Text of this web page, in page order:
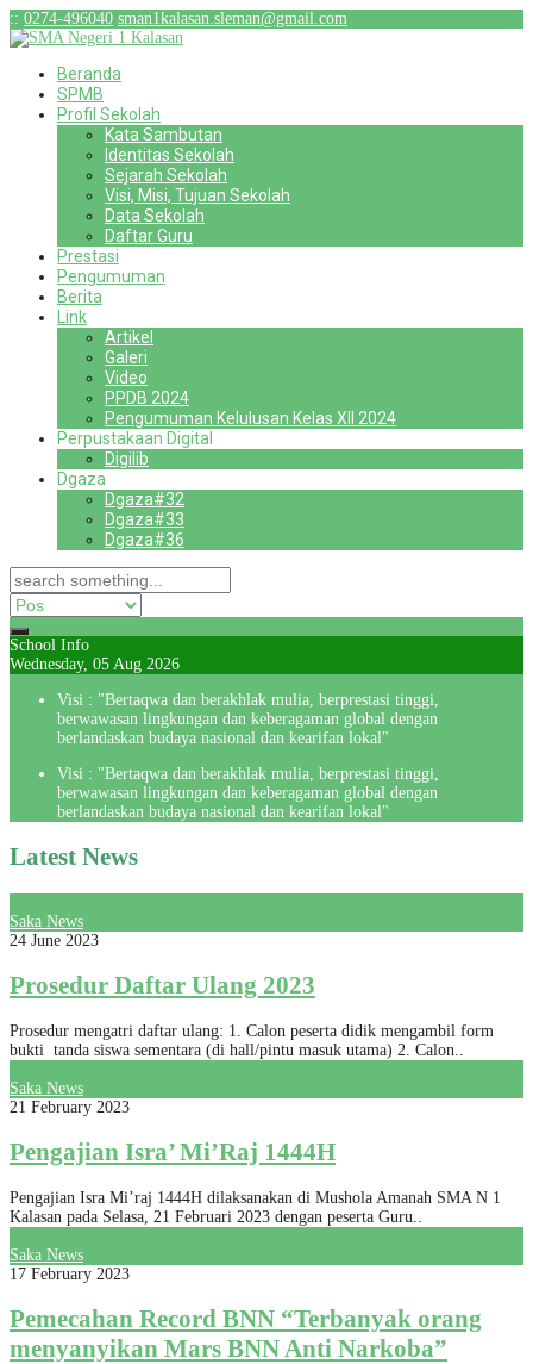
:: 0274-496040 sman1kalasan.sleman@gmail.com
Beranda
SPMB
Profil Sekolah
Kata Sambutan
Identitas Sekolah
Sejarah Sekolah
Visi, Misi, Tujuan Sekolah
Data Sekolah
Daftar Guru
Prestasi
Pengumuman
Berita
Link
Artikel
Galeri
Video
PPDB 2024
Pengumuman Kelulusan Kelas XII 2024
Perpustakaan Digital
Digilib
Dgaza
Dgaza#32
Dgaza#33
Dgaza#36
School Info
Wednesday, 05 Aug 2026
Visi : "Bertaqwa dan berakhlak mulia, berprestasi tinggi,
berwawasan lingkungan dan keberagaman global dengan
berlandaskan budaya nasional dan kearifan lokal"
Visi : "Bertaqwa dan berakhlak mulia, berprestasi tinggi,
berwawasan lingkungan dan keberagaman global dengan
berlandaskan budaya nasional dan kearifan lokal"
Latest News
Saka News
24 June 2023
Prosedur Daftar Ulang 2023
Prosedur mengatri daftar ulang: 1. Calon peserta didik mengambil form
bukti tanda siswa sementara (di hall/pintu masuk utama) 2. Calon..
Saka News
21 February 2023
Pengajian Isra’ Mi’Raj 1444H
Pengajian Isra Mi’raj 1444H dilaksanakan di Mushola Amanah SMA N 1
Kalasan pada Selasa, 21 Februari 2023 dengan peserta Guru..
Saka News
17 February 2023
Pemecahan Record BNN “Terbanyak orang
menyanyikan Mars BNN Anti Narkoba”